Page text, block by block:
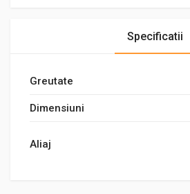
Specificatii
Greutate
Dimensiuni
Aliaj